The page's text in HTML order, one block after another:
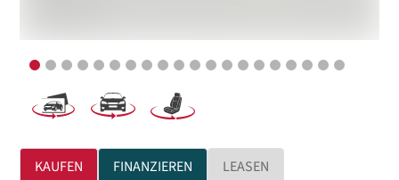
KAUFEN
FINANZIEREN
LEASEN